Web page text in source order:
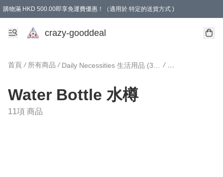
購物滿 HKD 500.00即享免運費優惠！（適用於 特定的送貨方式 )
成為會員可享免費禮品
crazy-gooddeal
首頁 / 所有商品 / / Water Bottle 水
Water Bottle 水樽
11項 商品